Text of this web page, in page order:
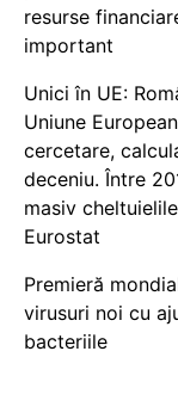
resurse
important
Unici în UE:
Uniune
cercetare,
deceniu. Între
masiv
Eurostat
Premieră
virusuri noi cu
bacteriile